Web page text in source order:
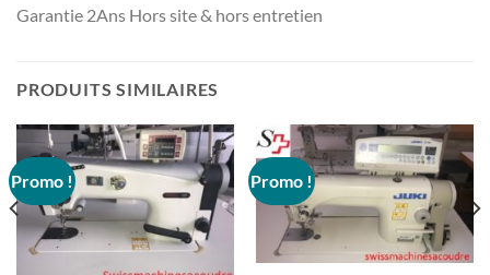
Garantie 2Ans Hors site & hors entretien
PRODUITS SIMILAIRES
Promo ! Promo !